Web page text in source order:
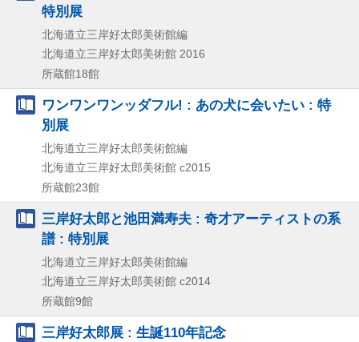
特別展
北海道立三岸好太郎美術館編
北海道立三岸好太郎美術館 2016
所蔵館18館
ワンワンワンッダフル! : あの犬に会いたい : 特
別展
北海道立三岸好太郎美術館編
北海道立三岸好太郎美術館 c2015
所蔵館23館
三岸好太郎と池田満寿夫 : 奇才アーティストの系
譜 : 特別展
北海道立三岸好太郎美術館編
北海道立三岸好太郎美術館 c2014
所蔵館9館
三岸好太郎展 : 生誕110年記念